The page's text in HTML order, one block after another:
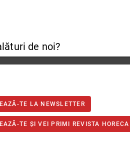
de noi?
TE LA NEWSLETTER
TE ȘI VEI PRIMI REVISTA